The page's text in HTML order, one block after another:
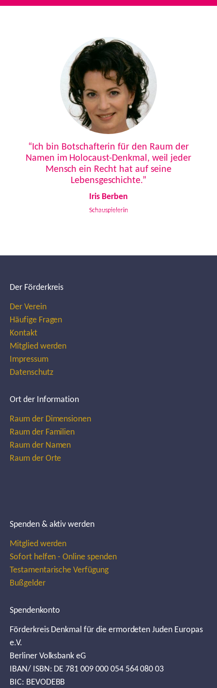
“Ich bin Botschafterin für den Raum der
Namen im Holocaust-Denkmal, weil jeder
Mensch ein Recht hat auf seine
Lebensgeschichte.”
Iris Berben
Schauspielerin
Der Förderkreis
Der Verein
Häufige Fragen
Kontakt
Mitglied werden
Impressum
Datenschutz
Ort der Information
Raum der Dimensionen
Raum der Familien
Raum der Namen
Raum der Orte
Spenden & aktiv werden
Mitglied werden
Sofort helfen - Online spenden
Testamentarische Verfügung
Bußgelder
Spendenkonto
Förderkreis Denkmal für die ermordeten Juden Europas
e.V.
Berliner Volksbank eG
IBAN/ ISBN: DE 781 009 000 054 564 080 03
BIC: BEVODEBB